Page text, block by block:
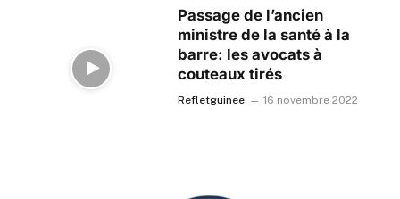
Passage de l’ancien
ministre de la santé à la
barre: les avocats à
couteaux tirés
Refletguinee 16 novembre 2022